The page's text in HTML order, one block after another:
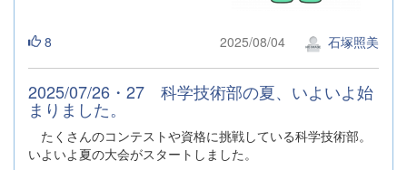
8 2025/08/04 石塚照美
2025/07/26・27 科学技術部の夏、いよいよ始
まりました。
たくさんのコンテストや資格に挑戦している科学技術部。
いよいよ夏の大会がスタートしました。